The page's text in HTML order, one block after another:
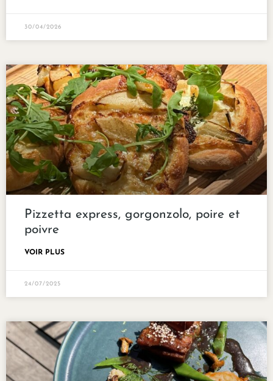
30/04/2026
Pizzetta express, gorgonzolo, poire et
poivre
VOIR PLUS
24/07/2025